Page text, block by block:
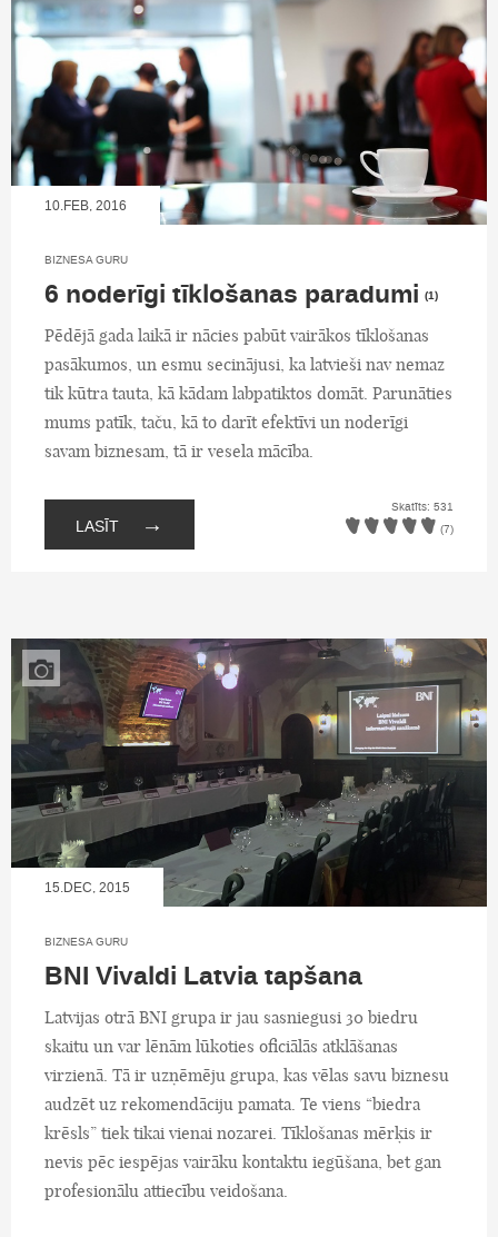
10.FEB, 2016
BIZNESA GURU
6 noderīgi tīklošanas paradumi (1)
Pēdējā gada laikā ir nācies pabūt vairākos tīklošanas
pasākumos, un esmu secinājusi, ka latvieši nav nemaz
tik kūtra tauta, kā kādam labpatiktos domāt. Parunāties
mums patīk, taču, kā to darīt efektīvi un noderīgi
savam biznesam, tā ir vesela mācība.
LASĪT →
Skatīts: 531
(7)
15.DEC, 2015
BIZNESA GURU
BNI Vivaldi Latvia tapšana
Latvijas otrā BNI grupa ir jau sasniegusi 30 biedru
skaitu un var lēnām lūkoties oficiālās atklāšanas
virzienā. Tā ir uzņēmēju grupa, kas vēlas savu biznesu
audzēt uz rekomendāciju pamata. Te viens “biedra
krēsls” tiek tikai vienai nozarei. Tīklošanas mērķis ir
nevis pēc iespējas vairāku kontaktu iegūšana, bet gan
profesionālu attiecību veidošana.